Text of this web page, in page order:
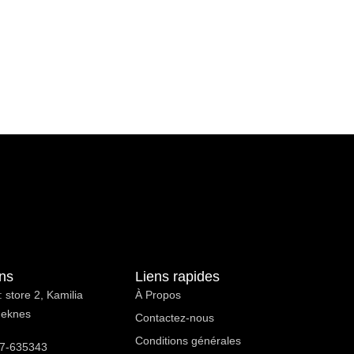
store 2, Kamilia
635343
Liens rapides
À Propos ​
Contactez-nous
Conditions générales